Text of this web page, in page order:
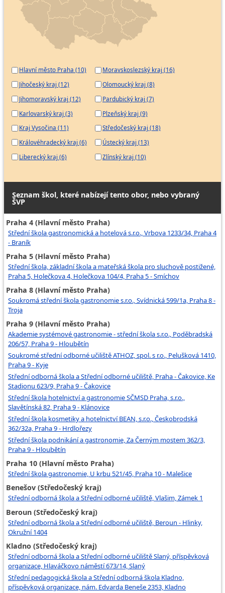
Hlavní město Praha (10)
Jihočeský kraj (12)
Jihomoravský kraj (12)
Karlovarský kraj (3)
Kraj Vysočina (11)
Královéhradecký kraj (6)
Liberecký kraj (6)
Moravskoslezský kraj (16)
Olomoucký kraj (8)
Pardubický kraj (7)
Plzeňský kraj (9)
Středočeský kraj (18)
Ústecký kraj (13)
Zlínský kraj (10)
Seznam škol, které nabízejí tento obor, nebo vybraný
ŠVP
Praha 4 (Hlavní město Praha)
Střední škola gastronomická a hotelová s.r.o., Vrbova 1233/34, Praha 4
- Braník
Praha 5 (Hlavní město Praha)
Střední škola, základní škola a mateřská škola pro sluchově postižené,
Praha 5, Holečkova 4, Holečkova 104/4, Praha 5 - Smíchov
Praha 8 (Hlavní město Praha)
Soukromá střední škola gastronomie s.r.o., Svídnická 599/1a, Praha 8 -
Troja
Praha 9 (Hlavní město Praha)
Akademie systémové gastronomie - střední škola s.r.o., Poděbradská
206/57, Praha 9 - Hloubětín
Soukromé střední odborné učiliště ATHOZ, spol. s r.o., Pelušková 1410,
Praha 9 - Kyje
Střední odborná škola a Střední odborné učiliště, Praha - Čakovice, Ke
Stadionu 623/9, Praha 9 - Čakovice
Střední škola hotelnictví a gastronomie SČMSD Praha, s.r.o.,
Slavětínská 82, Praha 9 - Klánovice
Střední škola kosmetiky a hotelnictví BEAN, s.r.o., Českobrodská
362/32a, Praha 9 - Hrdlořezy
Střední škola podnikání a gastronomie, Za Černým mostem 362/3,
Praha 9 - Hloubětín
Praha 10 (Hlavní město Praha)
Střední škola gastronomie, U krbu 521/45, Praha 10 - Malešice
Benešov (Středočeský kraj)
Střední odborná škola a Střední odborné učiliště, Vlašim, Zámek 1
Beroun (Středočeský kraj)
Střední odborná škola a Střední odborné učiliště, Beroun - Hlinky,
Okružní 1404
Kladno (Středočeský kraj)
Střední odborná škola a Střední odborné učiliště Slaný, příspěvková
organizace, Hlaváčkovo náměstí 673/14, Slaný
Střední pedagogická škola a Střední odborná škola Kladno,
příspěvková organizace, nám. Edvarda Beneše 2353, Kladno